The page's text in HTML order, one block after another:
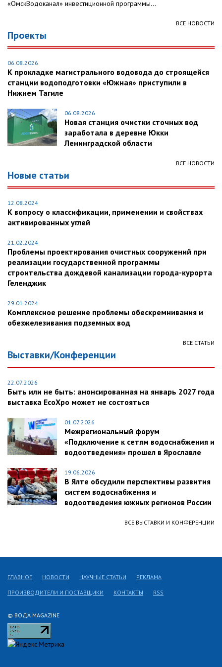
«ОмскВодоканал» инвестиционной программы...
ВСЕ НОВОСТИ
Проекты
06.08.2026
К прокладке магистрального водовода до строящейся
станции водоподготовки «Южная» приступили в
Нижнем Тагиле
06.08.2026
Новая станция очистки сточных вод
заработала в деревне Юкки
Ленинградской области
ВСЕ НОВОСТИ
Новые статьи
12.08.2024
К вопросу о классификации, применении и свойствах
активированных углей
21.02.2024
Проблемы проектирования очистных сооружений при
реализации государственной программы
строительства дождевой канализации города-курорта
Геленджик
29.01.2024
Комплексное решение проблемы обескремнивания и
обезжелезивания подземных вод
ВСЕ СТАТЬИ
Выставки/Конференции
22.07.2026
Быть или не быть: анонсированная на январь 2027 года
выставка EcoXpo может не состояться
01.07.2026
Межрегиональный форум
«Подключение к сетям водоснабжения и
водоотведения» прошел в Ярославле
19.06.2026
В Ялте обсудили перспективы развития
систем водоснабжения и
водоотведения южных регионов России
ВСЕ ВЫСТАВКИ И КОНФЕРЕНЦИИ
© ВОДА MAGAZINE
ГЛАВНОЕ НОВОСТИ НАУЧНЫЕ СТАТЬИ РЕКЛАМА
ПРОИЗВОДИТЕЛИ И ПОСТАВЩИКИ КОНТАКТЫ RSS